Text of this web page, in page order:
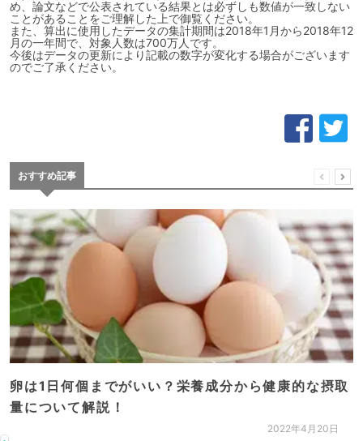
め、論文などで公表されている結果とは必ずしも数値が一致しない
ことがあることをご理解した上で御覧ください。
また、算出に使用したデータの集計期間は2018年1月から2018年12
月の一年間で、対象人数は700万人です。
今後はデータの更新により記載の数字が変化する場合がございます
のでご了承ください。
おすすめ記事
卵は1日何個までがいい？栄養成分から健康的な摂取
量について解説！
2022年4月20日